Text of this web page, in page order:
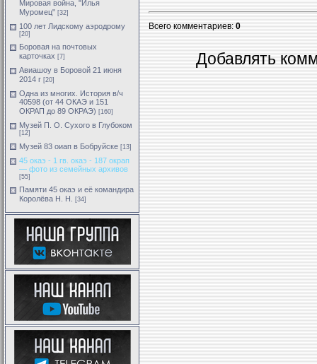
Мировая война, "Илья
Муромец" [32]
100 лет Лидскому аэродрому
[20]
Боровая на почтовых
карточках [7]
Авиашоу в Боровой 21 июня
2014 г [20]
Одна из многих. История в/ч
40598 (от 44 ОКАЭ и 151
ОКРАП до 89 ОКРАЭ) [160]
Музей П. О. Сухого в Глубоком
[12]
Музей 83 оиап в Бобруйске [13]
45 окаэ - 1 гв. окаэ - 187 окрап
— фото из семейных архивов
[55]
Памяти 45 окаэ и её командира
Королёва Н. Н.
[34]
Всего комментариев:0
Добавлять